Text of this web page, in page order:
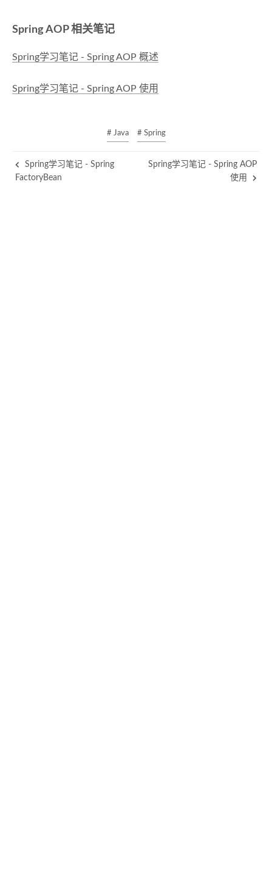
Spring AOP 相关笔记
Spring学习笔记 - Spring AOP 概述
Spring学习笔记 - Spring AOP 使用
# Java # Spring
Spring学习笔记 - Spring
FactoryBean
Spring学习笔记 - Spring AOP
使用